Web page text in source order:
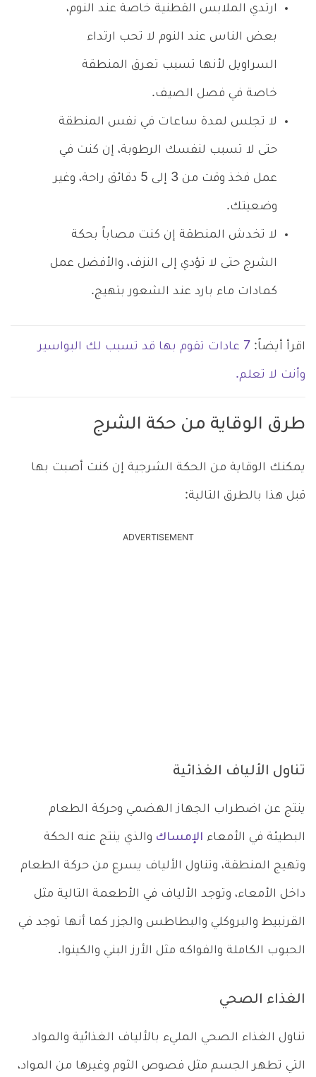
ارتدي الملابس القطنية خاصة عند النوم،
بعض الناس عند النوم لا تحب ارتداء
السراويل لأنها تسبب تعرق المنطقة
خاصة في فصل الصيف.
لا تجلس لمدة ساعات في نفس المنطقة
حتى لا تسبب لنفسك الرطوبة، إن كنت في
عمل فخذ وقت من 3 إلى 5 دقائق راحة، وغير
وضعيتك.
لا تخدش المنطقة إن كنت مصاباً بحكة
الشرج حتى لا تؤدي إلى النزف، والأفضل عمل
كمادات ماء بارد عند الشعور بتهيج.
اقرأ أيضاً: 7 عادات تقوم بها قد تسبب لك البواسير
وأنت لا تعلم.
طرق الوقاية من حكة الشرج
يمكنك الوقاية من الحكة الشرجية إن كنت أصبت بها
قبل هذا بالطرق التالية:
ADVERTISEMENT
تناول الألياف الغذائية
ينتج عن اضطراب الجهاز الهضمي وحركة الطعام
البطيئة في الأمعاء الإمساك والذي ينتج عنه الحكة
وتهيج المنطقة، وتناول الألياف يسرع من حركة الطعام
داخل الأمعاء، وتوجد الألياف في الأطعمة التالية مثل
القرنبيط والبروكلي والبطاطس والجزر كما أنها توجد في
الحبوب الكاملة والفواكه مثل الأرز البني والكينوا.
الغذاء الصحي
تناول الغذاء الصحي المليء بالألياف الغذائية والمواد
التي تطهر الجسم مثل فصوص الثوم وغيرها من المواد،